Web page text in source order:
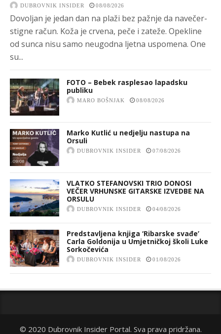
DUBROVNIK INSIDER 08/08/2026
Dovoljan je jedan dan na plaži bez pažnje da navečer-
stigne račun. Koža je crvena, peče i zateže. Opekline
od sunca nisu samo neugodna ljetna uspomena. One
su...
FOTO – Bebek rasplesao lapadsku
publiku
MARO BOŠNJAK 08/08/2026
Marko Kutlić u nedjelju nastupa na
Orsuli
DUBROVNIK INSIDER 07/08/2026
VLATKO STEFANOVSKI TRIO DONOSI
VEČER VRHUNSKE GITARSKE IZVEDBE NA
ORSULU
DUBROVNIK INSIDER 04/08/2026
Predstavljena knjiga ‘Ribarske svađe’
Carla Goldonija u Umjetničkoj školi Luke
Sorkočevića
DUBROVNIK INSIDER 01/08/2026
© 2020 Dubrovnik Insider Portal. Sva prava pridržana.